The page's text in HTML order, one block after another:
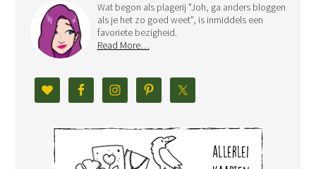
Wat begon als plagerij "Joh, ga anders bloggen
als je het zo goed weet", is inmiddels een
favoriete bezigheid.
Read More…